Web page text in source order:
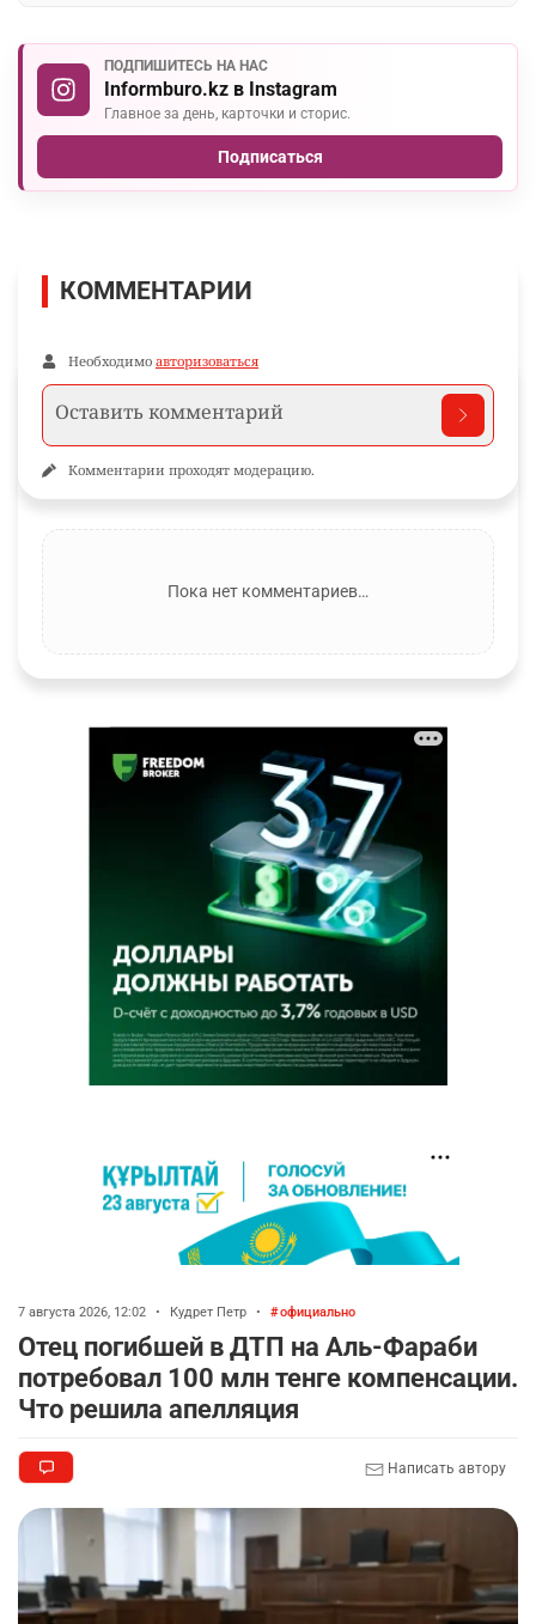
ПОДПИШИТЕСЬ НА НАС
Informburo.kz в Instagram
Главное за день, карточки и сторис.
Подписаться
КОММЕНТАРИИ
Необходимо авторизоваться
Комментарии проходят модерацию.
Пока нет комментариев…
7 августа 2026, 12:02 • Кудрет Петр • официально
Отец погибшей в ДТП на Аль-Фараби
потребовал 100 млн тенге компенсации.
Что решила апелляция
Написать автору